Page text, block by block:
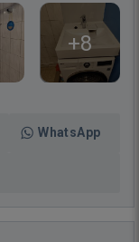
+8
WhatsApp